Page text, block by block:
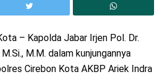
– Kapolda Jabar Irjen Pol. Dr.
M.M. dalam kunjungannya
Cirebon Kota AKBP Ariek Indra